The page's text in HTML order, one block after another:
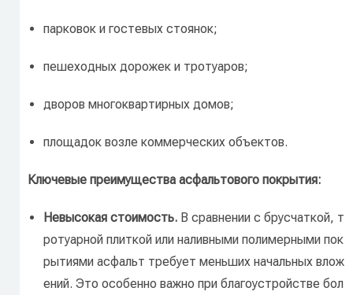
парковок и гостевых стоянок;
пешеходных дорожек и тротуаров;
дворов многоквартирных домов;
площадок возле коммерческих объектов.
Ключевые преимущества асфальтового покрытия:
Невысокая стоимость. В сравнении с брусчаткой, т
ротуарной плиткой или наливными полимерными пок
рытиями асфальт требует меньших начальных влож
ений. Это особенно важно при благоустройстве бол